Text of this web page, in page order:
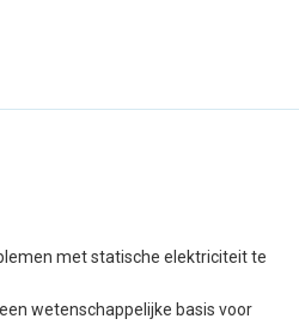
met statische elektriciteit te
wetenschappelijke basis voor